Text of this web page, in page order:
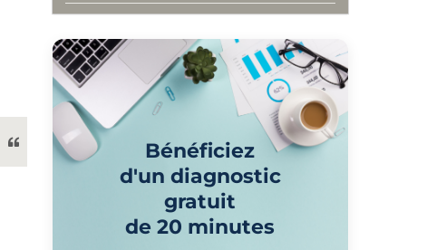
Bénéficiez
d'un diagnostic
gratuit
de 20 minutes